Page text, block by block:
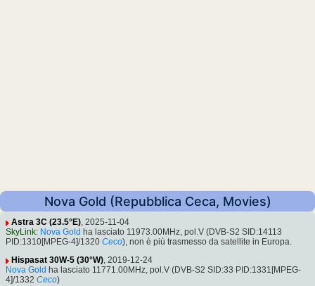
Nova Gold (Repubblica Ceca, Movies)
Astra 3C (23.5°E), 2025-11-04
SkyLink: Nova Gold ha lasciato 11973.00MHz, pol.V (DVB-S2 SID:14113
PID:1310[MPEG-4]/1320 Ceco), non è più trasmesso da satellite in Europa.
Hispasat 30W-5 (30°W), 2019-12-24
Nova Gold ha lasciato 11771.00MHz, pol.V (DVB-S2 SID:33 PID:1331[MPEG-
4]/1332 Ceco)